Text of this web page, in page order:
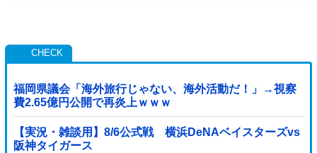
福岡県議会「海外旅行じゃない、海外活動だ！」→視察
費2.65億円公開で再炎上ｗｗｗ
【実況・雑談用】8/6公式戦 横浜DeNAベイスターズvs
阪神タイガース